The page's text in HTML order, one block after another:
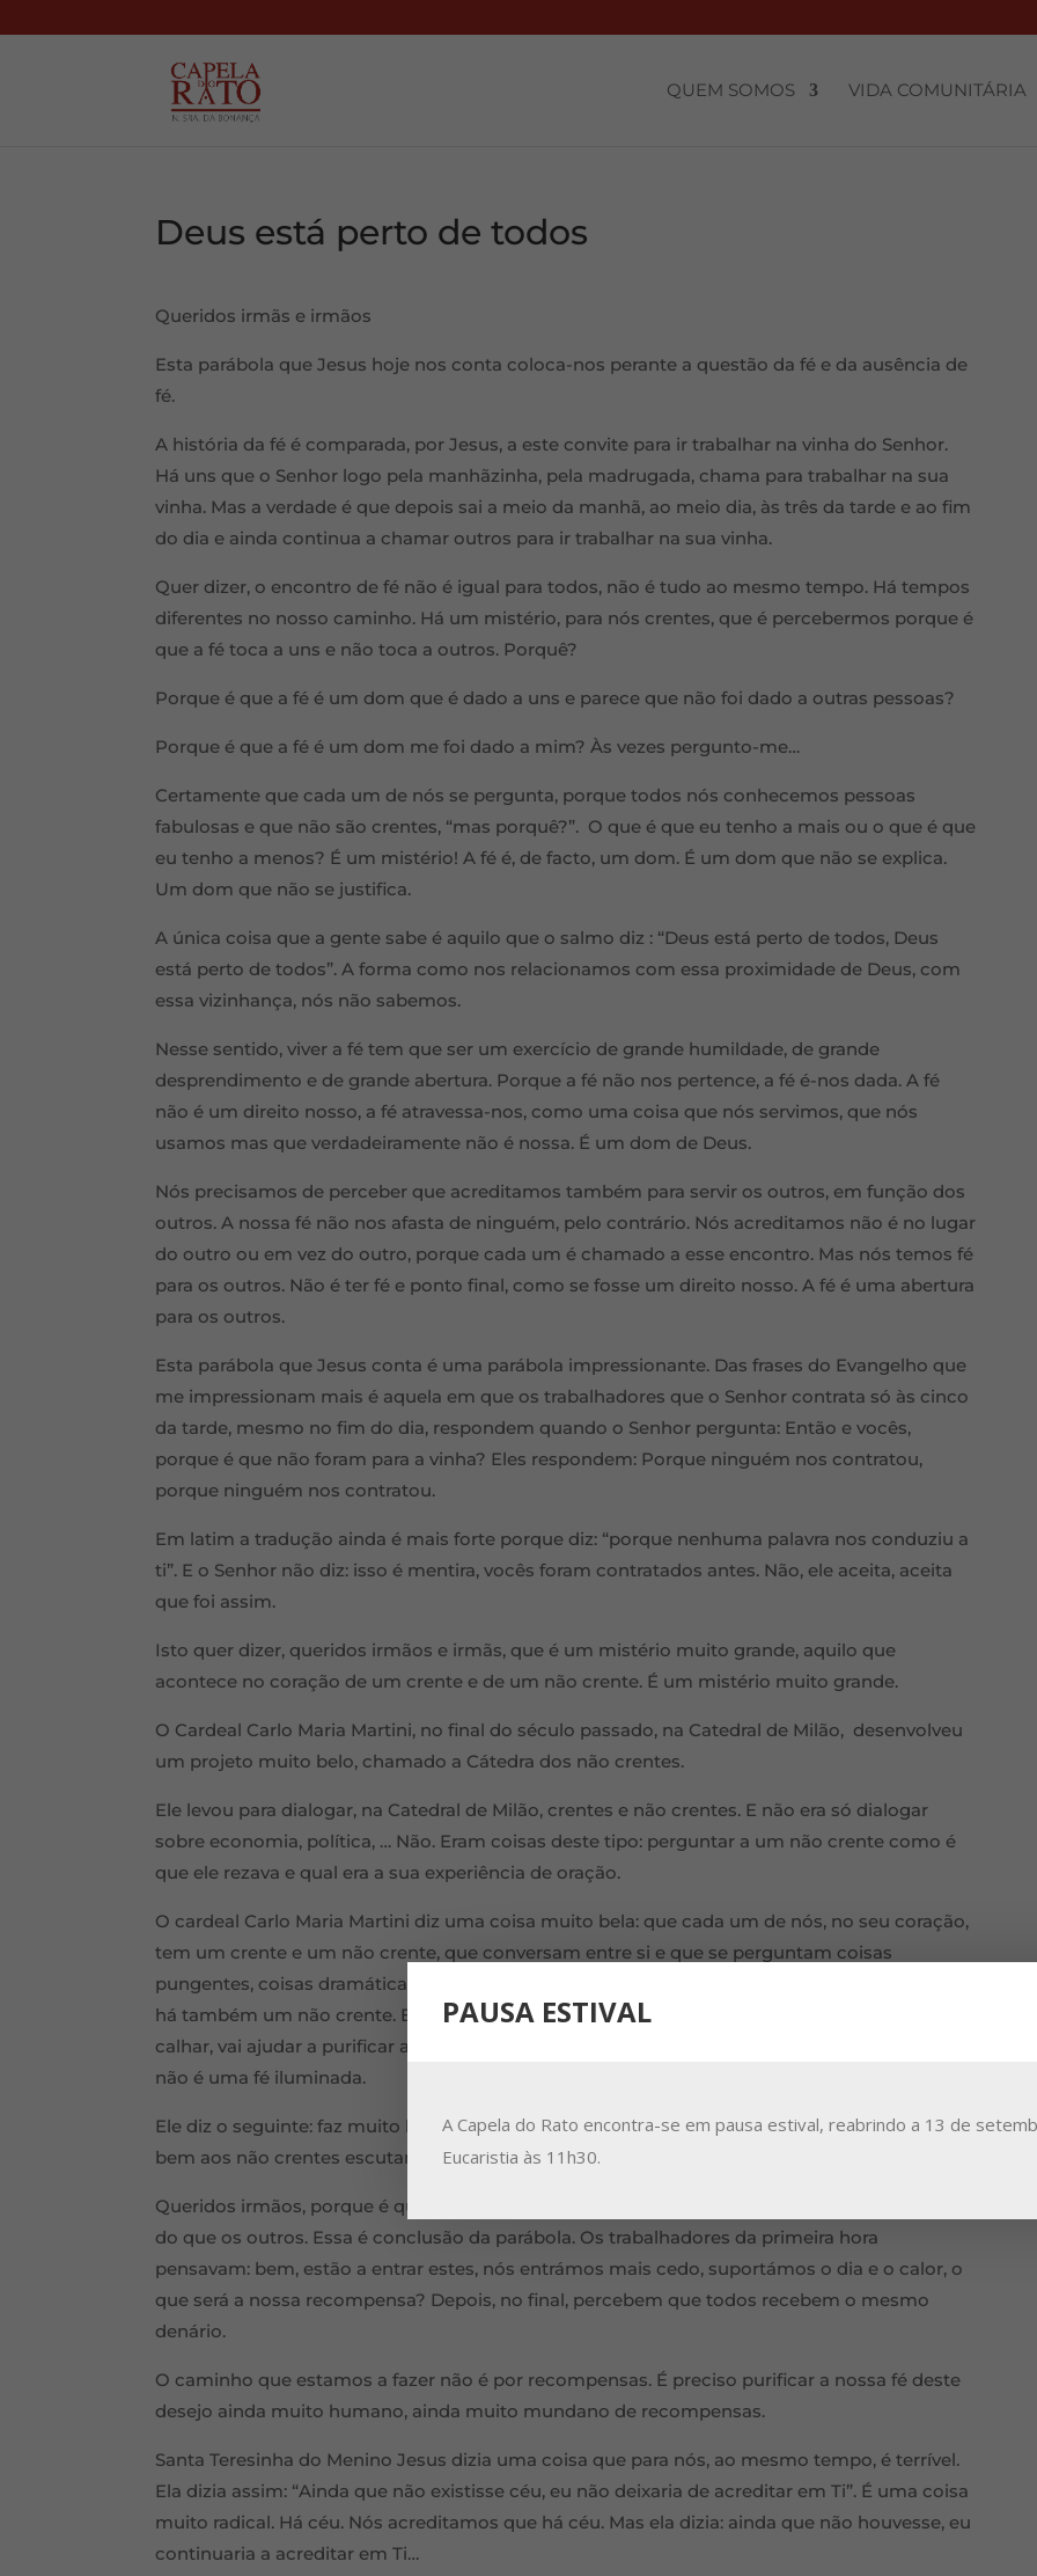
QUEM SOMOS VIDA COMUNITÁRIA
Deus está perto de todos
Queridos irmãs e irmãos
Esta parábola que Jesus hoje nos conta coloca-nos perante a questão da fé e da ausência de
fé.
A história da fé é comparada, por Jesus, a este convite para ir trabalhar na vinha do Senhor.
Há uns que o Senhor logo pela manhãzinha, pela madrugada, chama para trabalhar na sua
vinha. Mas a verdade é que depois sai a meio da manhã, ao meio dia, às três da tarde e ao fim
do dia e ainda continua a chamar outros para ir trabalhar na sua vinha.
Quer dizer, o encontro de fé não é igual para todos, não é tudo ao mesmo tempo. Há tempos
diferentes no nosso caminho. Há um mistério, para nós crentes, que é percebermos porque é
que a fé toca a uns e não toca a outros. Porquê?
Porque é que a fé é um dom que é dado a uns e parece que não foi dado a outras pessoas?
Porque é que a fé é um dom me foi dado a mim? Às vezes pergunto-me…
Certamente que cada um de nós se pergunta, porque todos nós conhecemos pessoas
fabulosas e que não são crentes, “mas porquê?”. O que é que eu tenho a mais ou o que é que
eu tenho a menos? É um mistério! A fé é, de facto, um dom. É um dom que não se explica.
Um dom que não se justifica.
A única coisa que a gente sabe é aquilo que o salmo diz : “Deus está perto de todos, Deus
está perto de todos”. A forma como nos relacionamos com essa proximidade de Deus, com
essa vizinhança, nós não sabemos.
Nesse sentido, viver a fé tem que ser um exercício de grande humildade, de grande
desprendimento e de grande abertura. Porque a fé não nos pertence, a fé é-nos dada. A fé
não é um direito nosso, a fé atravessa-nos, como uma coisa que nós servimos, que nós
usamos mas que verdadeiramente não é nossa. É um dom de Deus.
Nós precisamos de perceber que acreditamos também para servir os outros, em função dos
outros. A nossa fé não nos afasta de ninguém, pelo contrário. Nós acreditamos não é no lugar
do outro ou em vez do outro, porque cada um é chamado a esse encontro. Mas nós temos fé
para os outros. Não é ter fé e ponto final, como se fosse um direito nosso. A fé é uma abertura
para os outros.
Esta parábola que Jesus conta é uma parábola impressionante. Das frases do Evangelho que
me impressionam mais é aquela em que os trabalhadores que o Senhor contrata só às cinco
da tarde, mesmo no fim do dia, respondem quando o Senhor pergunta: Então e vocês,
porque é que não foram para a vinha? Eles respondem: Porque ninguém nos contratou,
porque ninguém nos contratou.
Em latim a tradução ainda é mais forte porque diz: “porque nenhuma palavra nos conduziu a
ti”. E o Senhor não diz: isso é mentira, vocês foram contratados antes. Não, ele aceita, aceita
que foi assim.
Isto quer dizer, queridos irmãos e irmãs, que é um mistério muito grande, aquilo que
acontece no coração de um crente e de um não crente. É um mistério muito grande.
O Cardeal Carlo Maria Martini, no final do século passado, na Catedral de Milão, desenvolveu
um projeto muito belo, chamado a Cátedra dos não crentes.
Ele levou para dialogar, na Catedral de Milão, crentes e não crentes. E não era só dialogar
sobre economia, política, … Não. Eram coisas deste tipo: perguntar a um não crente como é
que ele rezava e qual era a sua experiência de oração.
O cardeal Carlo Maria Martini diz uma coisa muito bela: que cada um de nós, no seu coração,
tem um crente e um não crente, que conversam entre si e que se perguntam coisas
pungentes, coisas dramáticas. Há perguntas que o nosso coração faz porque, dentro de nós,
há também um não crente. E é preciso ouvir o não crente que existe em nós porque ele, se
calhar, vai ajudar a purificar aquilo que eu penso que é a minha fé mas que, verdadeiramente,
não é uma fé iluminada.
Ele diz o seguinte: faz muito bem aos crentes escutarem os não crentes, como faz muito
bem aos não crentes escutarem os crentes e dialogarem sobre isso.
Queridos irmãos, porque é que nós estamos no trabalho da vinha? Não é para ganhar mais
do que os outros. Essa é conclusão da parábola. Os trabalhadores da primeira hora
pensavam: bem, estão a entrar estes, nós entrámos mais cedo, suportámos o dia e o calor, o
que será a nossa recompensa? Depois, no final, percebem que todos recebem o mesmo
denário.
O caminho que estamos a fazer não é por recompensas. É preciso purificar a nossa fé deste
desejo ainda muito humano, ainda muito mundano de recompensas.
Santa Teresinha do Menino Jesus dizia uma coisa que para nós, ao mesmo tempo, é terrível.
Ela dizia assim: “Ainda que não existisse céu, eu não deixaria de acreditar em Ti”. É uma coisa
muito radical. Há céu. Nós acreditamos que há céu. Mas ela dizia: ainda que não houvesse, eu
continuaria a acreditar em Ti…
PAUSA ESTIVAL
A Capela do Rato encontra-se em pausa estival, reabrindo a 13 de
Eucaristia às 11h30.